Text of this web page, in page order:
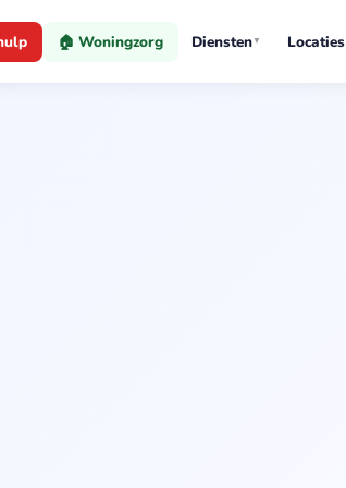
🏠 Woningzorg Diensten▼ Locaties